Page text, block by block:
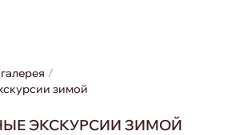
зимой
ЭКСКУРСИИ ЗИМОЙ